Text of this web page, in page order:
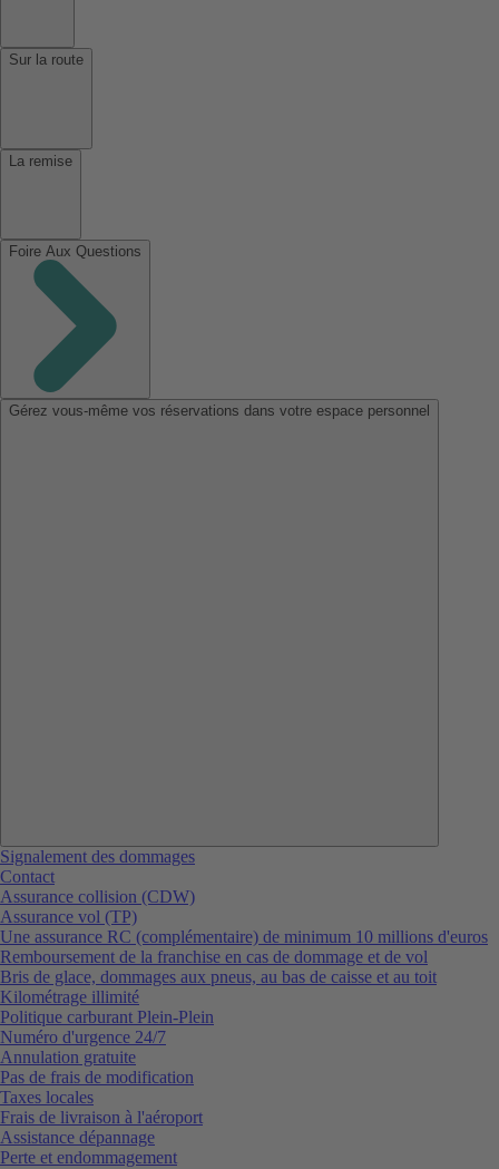
Sur la route
La remise
Foire Aux Questions
Gérez vous-même vos réservations dans votre espace personnel
Signalement des dommages
Contact
Assurance collision (CDW)
Assurance vol (TP)
Une assurance RC (complémentaire) de minimum 10 millions d'euros
Remboursement de la franchise en cas de dommage et de vol
Bris de glace, dommages aux pneus, au bas de caisse et au toit
Kilométrage illimité
Politique carburant Plein-Plein
Numéro d'urgence 24/7
Annulation gratuite
Pas de frais de modification
Taxes locales
Frais de livraison à l'aéroport
Assistance dépannage
Perte et endommagement